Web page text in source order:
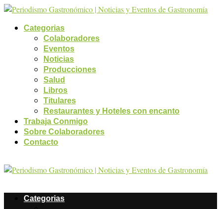
Categorias
Colaboradores
Eventos
Noticias
Producciones
Salud
Libros
Titulares
Restaurantes y Hoteles con encanto
Trabaja Conmigo
Sobre Colaboradores
Contacto
Categorias